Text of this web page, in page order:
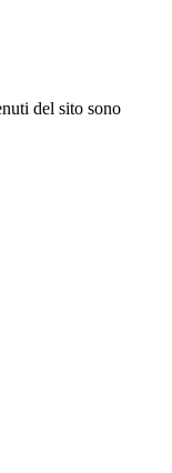
del sito sono